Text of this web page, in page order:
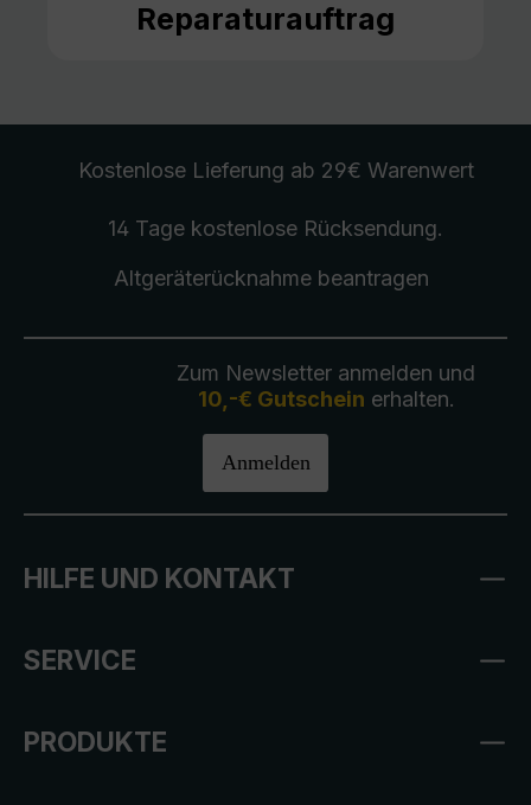
Reparaturauftrag
Kostenlose Lieferung ab 29€ Warenwert
14 Tage kostenlose Rücksendung.
Altgeräterücknahmebeantragen
Zum Newsletter anmelden und
10,-€ Gutschein erhalten.
Anmelden
HILFE UND KONTAKT
SERVICE
PRODUKTE